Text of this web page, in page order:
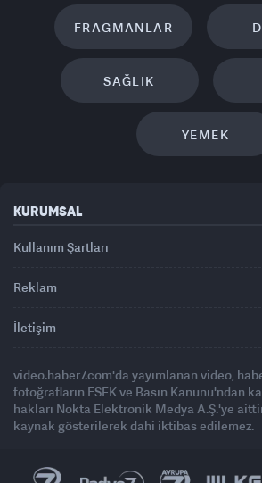
FRAGMANLAR
SAĞLIK
YEMEK
KURUMSAL
Kullanım Şartları
Reklam
İletişim
video.haber7.com'da yayımlanan video,
fotoğrafların FSEK ve Basın Kanunu'ndan
hakları Nokta Elektronik Medya A.Ş.'ye
kaynak gösterilerek dahi iktibas edilemez.